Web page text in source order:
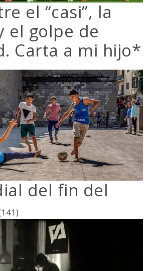
el “casi”, la
el golpe de
Carta a mi hijo*
del fin del